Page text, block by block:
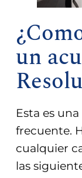
un
Esta es
frecuente.
cualquier
las